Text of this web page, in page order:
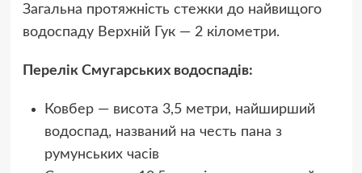
Загальна протяжність стежки до найвищого
водоспаду Верхній Гук — 2 кілометри.
Перелік Смугарських водоспадів:
Ковбер — висота 3,5 метри, найширший
водоспад, названий на честь пана з
румунських часів